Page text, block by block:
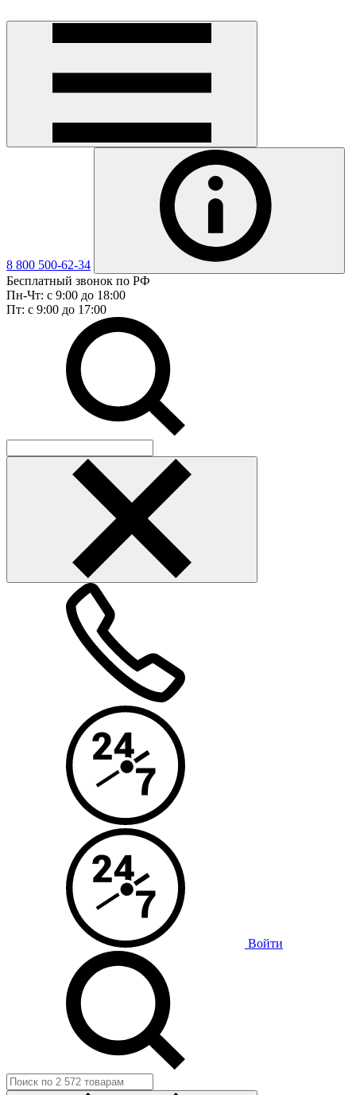
8 800 500-62-34
Бесплатный звонок по РФ
Пн-Чт: с 9:00 до 18:00
Пт: с 9:00 до 17:00
Войти